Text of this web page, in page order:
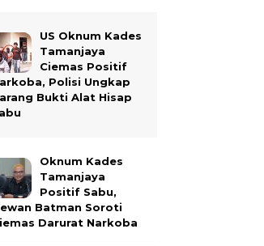
US Oknum Kades
Tamanjaya
Ciemas Positif
Polisi Ungkap
Bukti Alat Hisap
Oknum Kades
Tamanjaya
Positif Sabu,
Batman Soroti
Darurat Narkoba